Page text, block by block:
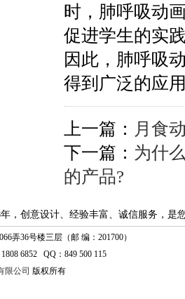
时，肺呼吸动
促进学生的实
因此，肺呼吸
得到广泛的应
上一篇： 月食
下一篇： 为什
的产品?
，创意设计、经验丰富、诚信服务，是
弄36号楼三层（邮 编：201700）
6852 QQ：849 500 115
限公司 版权所有